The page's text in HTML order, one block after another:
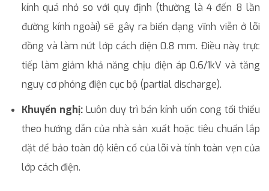
kính quá nhỏ so với quy định (thường là 4 đến 8 lần
đường kính ngoài) sẽ gây ra biến dạng vĩnh viễn ở lõi
đồng và làm nứt lớp cách điện 0.8 mm. Điều này trực
tiếp làm giảm khả năng chịu điện áp 0.6/1kV và tăng
nguy cơ phóng điện cục bộ (partial discharge).
Khuyến nghị:Luôn duy trì bán kính uốn cong tối thiểu
theo hướng dẫn của nhà sản xuất hoặc tiêu chuẩn lắp
đặt để bảo toàn độ kiên cố của lõi và tính toàn vẹn của
lớp cách điện.